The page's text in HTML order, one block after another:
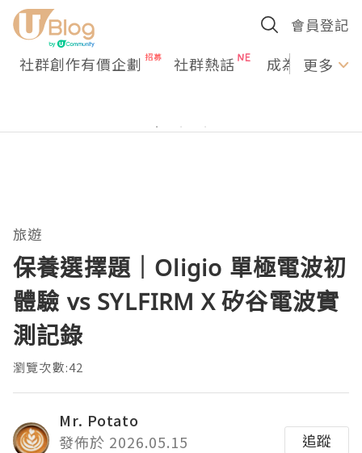
會員登記
社群創作有價企劃 社群熱話 成為U更多
旅遊
保養選擇題｜Oligio 單極電波初
體驗 vs SYLFIRM X 矽谷電波實
測記錄
瀏覽次數:42
Mr. Potato
發佈於 2026.05.15
追蹤